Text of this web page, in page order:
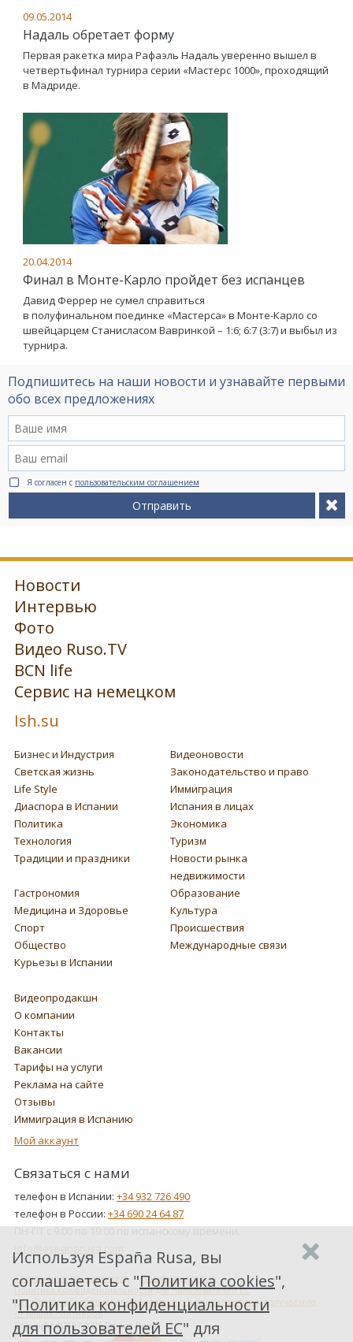
09.05.2014
Надаль обретает форму
Первая ракетка мира Рафаэль Надаль уверенно вышел в
четвертьфинал турнира серии «Мастерс 1000», проходящий
в Мадриде.
20.04.2014
Финал в Монте-Карло пройдет без испанцев
Давид Феррер не сумел справиться
в полуфинальном поединке «Мастерса» в Монте-Карло со
швейцарцем Станисласом Вавринкой – 1:6; 6:7 (3:7) и выбыл из
турнира.
Подпишитесь на наши новости и узнавайте первыми
обо всех предложениях
Я согласен с пользовательским соглашением
Отправить
Новости
Интервью
Фото
Видео Ruso.TV
BCN life
Сервис на немецком
Ish.su
Бизнес и Индустрия
Видеоновости
Светская жизнь
Законодательство и право
Life Style
Иммиграция
Диаспора в Испании
Испания в лицах
Политика
Экономика
Технология
Туризм
Традиции и праздники
Новости рынка
недвижимости
Гастрономия
Образование
Медицина и Здоровье
Культура
Спорт
Происшествия
Общество
Международные связи
Курьезы в Испании
Видеопродакшн
О компании
Контакты
Вакансии
Тарифы на услуги
Реклама на сайте
Отзывы
Иммиграция в Испанию
Мой аккаунт
Связаться с нами
телефон в Испании: +34 932 726 490
телефон в России: +34 690 24 64 87
ПН-ПТ с 9:00 по 19:00 по испанскому времени.
info@espanarusa.com
Соглашение пользователя
Политика cookies
Политика конфиденциальности для пользователей ЕС
Как Google обрабатывает информацию о пользователях, получаемую
от наших партнеров
Copyright ©2007-2026 Espana Rusa
Используя España Rusa, вы
соглашаетесь с "Политика cookies",
"Политика конфиденциальности
для пользователей ЕС" для